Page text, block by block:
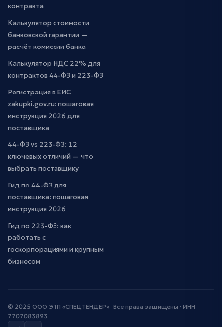
контракта
Калькулятор стоимости
банковской гарантии —
расчёт комиссии банка
Калькулятор НДС 22% для
контрактов 44-ФЗ и 223-ФЗ
Регистрация в ЕИС
zakupki.gov.ru: пошаговая
инструкция 2026 для
поставщика
44-ФЗ vs 223-ФЗ: 12
ключевых отличий — что
выбрать поставщику
Гид по 44-ФЗ для
поставщика: пошаговая
инструкция 2026
Гид по 223-ФЗ: как
работать с
госкорпорациями и крупным
бизнесом
© 2025 ООО ЭТП «СПЕЦТЕНДЕР» · Все права защищены · ИНН
7707083893